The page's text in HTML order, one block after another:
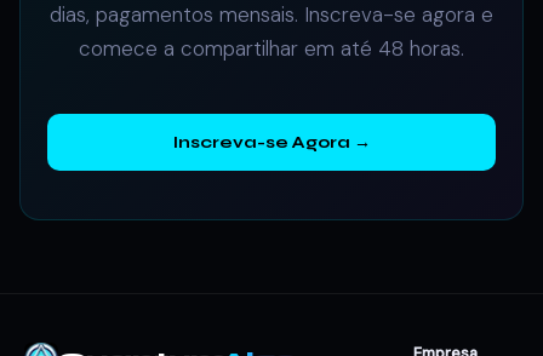
dias, pagamentos mensais. Inscreva-se agora e
comece a compartilhar em até 48 horas.
Inscreva-se Agora →